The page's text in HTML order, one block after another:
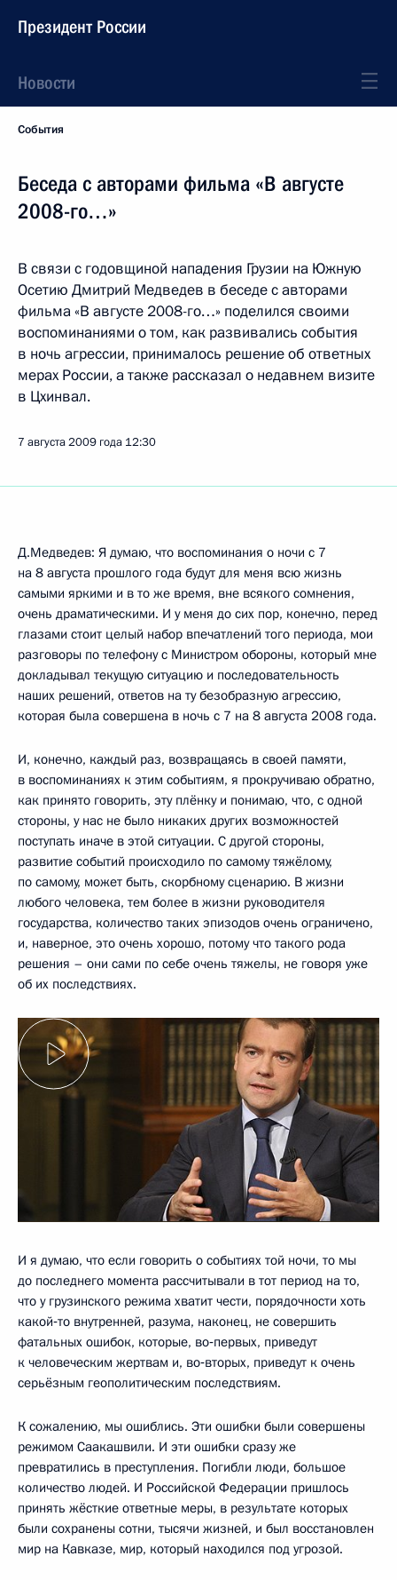
Президент России
Новости
События
Беседа с авторами фильма «В августе
2008-го…»
В связи с годовщиной нападения Грузии на Южную
Осетию Дмитрий Медведев в беседе с авторами
фильма «В августе 2008-го…» поделился своими
воспоминаниями о том, как развивались события
в ночь агрессии, принималось решение об ответных
мерах России, а также рассказал о недавнем визите
в Цхинвал.
7 августа 2009 года 12:30
Д.Медведев: Я думаю, что воспоминания о ночи с 7
на 8 августа прошлого года будут для меня всю жизнь
самыми яркими и в то же время, вне всякого сомнения,
очень драматическими. И у меня до сих пор, конечно, перед
глазами стоит целый набор впечатлений того периода, мои
разговоры по телефону с Министром обороны, который мне
докладывал текущую ситуацию и последовательность
наших решений, ответов на ту безобразную агрессию,
которая была совершена в ночь с 7 на 8 августа 2008 года.
И, конечно, каждый раз, возвращаясь в своей памяти,
в воспоминаниях к этим событиям, я прокручиваю обратно,
как принято говорить, эту плёнку и понимаю, что, с одной
стороны, у нас не было никаких других возможностей
поступать иначе в этой ситуации. С другой стороны,
развитие событий происходило по самому тяжёлому,
по самому, может быть, скорбному сценарию. В жизни
любого человека, тем более в жизни руководителя
государства, количество таких эпизодов очень ограничено,
и, наверное, это очень хорошо, потому что такого рода
решения – они сами по себе очень тяжелы, не говоря уже
об их последствиях.
И я думаю, что если говорить о событиях той ночи, то мы
до последнего момента рассчитывали в тот период на то,
что у грузинского режима хватит чести, порядочности хоть
какой‑то внутренней, разума, наконец, не совершить
фатальных ошибок, которые, во‑первых, приведут
к человеческим жертвам и, во‑вторых, приведут к очень
серьёзным геополитическим последствиям.
К сожалению, мы ошиблись. Эти ошибки были совершены
режимом Саакашвили. И эти ошибки сразу же
превратились в преступления. Погибли люди, большое
количество людей. И Российской Федерации пришлось
принять жёсткие ответные меры, в результате которых
были сохранены сотни, тысячи жизней, и был восстановлен
мир на Кавказе, мир, который находился под угрозой.